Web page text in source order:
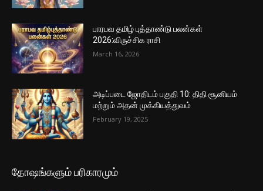
பாரபவ தமிழ் புத்தாண்டு பலன்கள்
2026:விருச்சிக ராசி
March 16, 2026
அடிப்படை ஜோதிடம் பகுதி 10: திதி சூனியம்
மற்றும் அதன் முக்கியத்துவம்
February 19, 2025
தோஷங்களும் பரிகாரமும்